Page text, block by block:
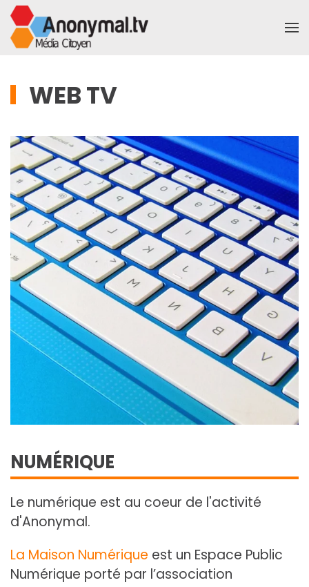
Accéder au contenu principal
WEB TV
NUMÉRIQUE
Le numérique est au coeur de l'activité
d'Anonymal.
La Maison Numérique est un Espace Public
Numérique porté par l’association